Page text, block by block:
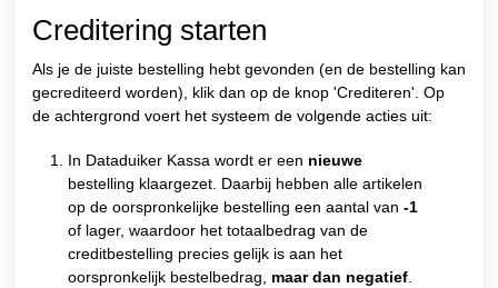
Creditering starten
Als je de juiste bestelling hebt gevonden (en de bestelling kan
gecrediteerd worden), klik dan op de knop 'Crediteren'. Op
de achtergrond voert het systeem de volgende acties uit:
In Dataduiker Kassa wordt er een nieuwe
bestelling klaargezet. Daarbij hebben alle artikelen
op de oorspronkelijke bestelling een aantal van -1
of lager, waardoor het totaalbedrag van de
creditbestelling precies gelijk is aan het
oorspronkelijk bestelbedrag, maar dan negatief.